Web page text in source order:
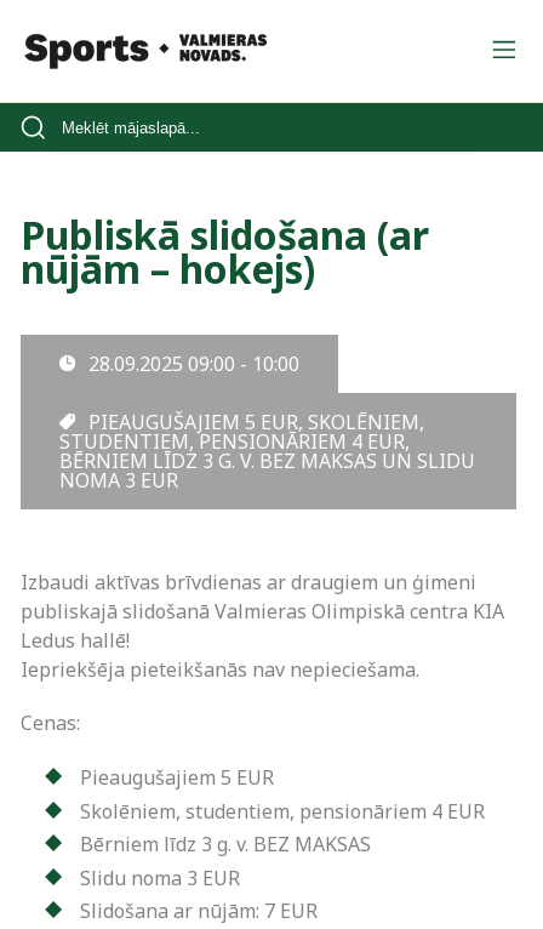
Publiskā slidošana (ar
nūjām – hokejs)
28.09.2025 09:00 - 10:00
PIEAUGUŠAJIEM 5 EUR, SKOLĒNIEM,
STUDENTIEM, PENSIONĀRIEM 4 EUR,
BĒRNIEM LĪDZ 3 G. V. BEZ MAKSAS UN SLIDU
NOMA 3 EUR
Izbaudi aktīvas brīvdienas ar draugiem un ģimeni
publiskajā slidošanā Valmieras Olimpiskā centra KIA
Ledus hallē!
Iepriekšēja pieteikšanās nav nepieciešama.
Cenas:
Pieaugušajiem 5 EUR
Skolēniem, studentiem, pensionāriem 4 EUR
Bērniem līdz 3 g. v. BEZ MAKSAS
Slidu noma 3 EUR
Slidošana ar nūjām: 7 EUR